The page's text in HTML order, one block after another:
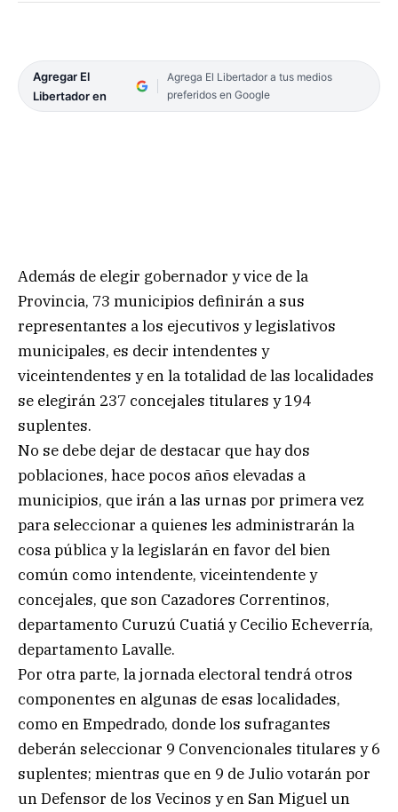
Agregar El
Libertador en
Agrega El Libertador a tus medios
preferidos en Google
Además de elegir gobernador y vice de la
Provincia, 73 municipios definirán a sus
representantes a los ejecutivos y legislativos
municipales, es decir intendentes y
viceintendentes y en la totalidad de las localidades
se elegirán 237 concejales titulares y 194
suplentes.
No se debe dejar de destacar que hay dos
poblaciones, hace pocos años elevadas a
municipios, que irán a las urnas por primera vez
para seleccionar a quienes les administrarán la
cosa pública y la legislarán en favor del bien
común como intendente, viceintendente y
concejales, que son Cazadores Correntinos,
departamento Curuzú Cuatiá y Cecilio Echeverría,
departamento Lavalle.
Por otra parte, la jornada electoral tendrá otros
componentes en algunas de esas localidades,
como en Empedrado, donde los sufragantes
deberán seleccionar 9 Convencionales titulares y 6
suplentes; mientras que en 9 de Julio votarán por
un Defensor de los Vecinos y en San Miguel un